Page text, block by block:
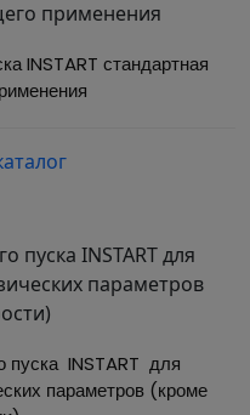
INSTART стандартная
пуска  INSTART  для
параметров (кроме